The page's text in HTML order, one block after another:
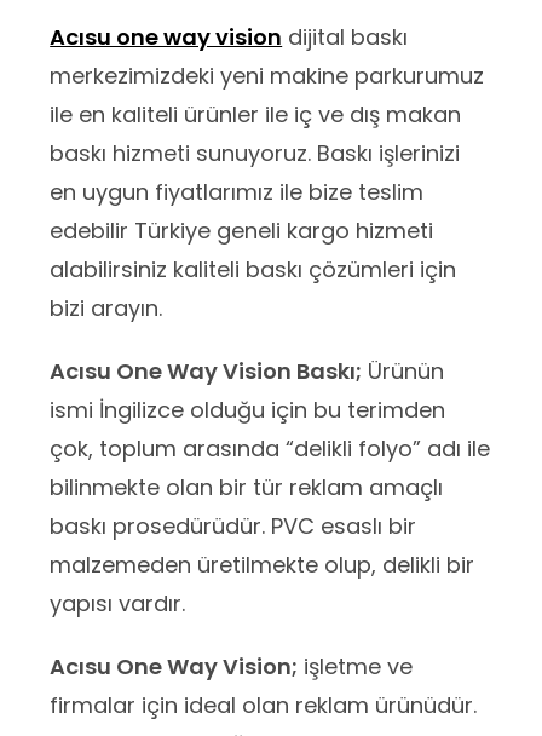
Acısu one way vision dijital baskı
merkezimizdeki yeni makine parkurumuz
ile en kaliteli ürünler ile iç ve dış makan
baskı hizmeti sunuyoruz. Baskı işlerinizi
en uygun fiyatlarımız ile bize teslim
edebilir Türkiye geneli kargo hizmeti
alabilirsiniz kaliteli baskı çözümleri için
bizi arayın.
Acısu One Way Vision Baskı; Ürünün
ismi İngilizce olduğu için bu terimden
çok, toplum arasında “delikli folyo” adı ile
bilinmekte olan bir tür reklam amaçlı
baskı prosedürüdür. PVC esaslı bir
malzemeden üretilmekte olup, delikli bir
yapısı vardır.
Acısu One Way Vision; işletme ve
firmalar için ideal olan reklam ürünüdür.